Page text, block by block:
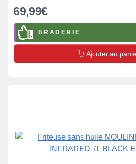
69,99€
B R A D E R I E
Ajouter au